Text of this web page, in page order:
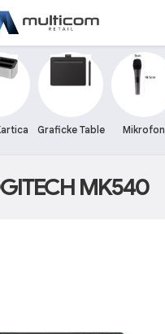
Graficke Table Mikrofon
MK540